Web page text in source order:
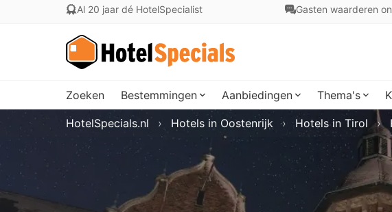
Al 20 jaar dé HotelSpecialist Gasten waarderen
Zoeken Bestemmingen Aanbiedingen Thema's
HotelSpecials.nl Hotels in Oostenrijk Hotels in Tirol